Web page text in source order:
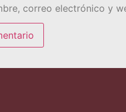
correo electrónico y